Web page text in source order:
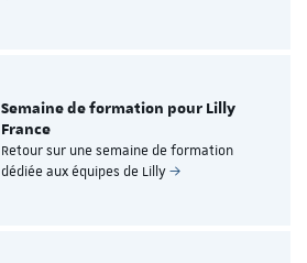
Semaine de formation pour Lilly
France
Retour sur une semaine de formation
dédiée aux équipes de Lilly